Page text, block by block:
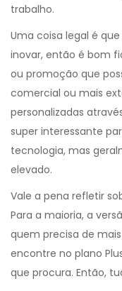
trabalho.
Uma coisa legal é
inovar, então é bom
ou promoção que
comercial ou mais
personalizadas
super interessante
tecnologia, mas
elevado.
Vale a pena refletir
Para a maioria, a
quem precisa de
encontre no plano
que procura. Então,